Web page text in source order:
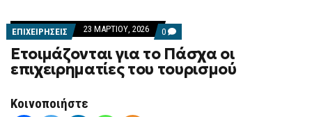
ΕΠΙΧΕΙΡΗΣΕΙΣ 23 ΜΑΡΤΊΟΥ, 2026 0 COMMENTS
ON
ΕΤΟΙΜΆΖΟΝΤΑΙ
ΓΙΑ
ΤΟ
Ετοιμάζονται για το Πάσχα οι
επιχειρηματίες του τουρισμού
Κοινοποιήστε